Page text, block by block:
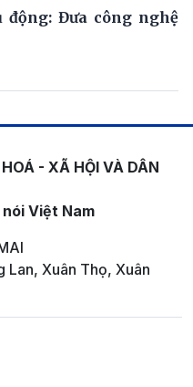
động: Đưa công nghệ
- XÃ HỘI VÀ DÂN
Việt Nam
Lan, Xuân Thọ, Xuân